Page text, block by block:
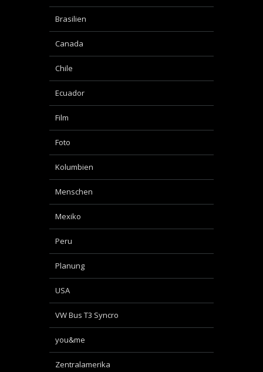
Brasilien
Canada
Chile
Ecuador
Film
Foto
Kolumbien
Menschen
Mexiko
Peru
Planung
USA
VW Bus T3 Syncro
you&me
Zentralamerika